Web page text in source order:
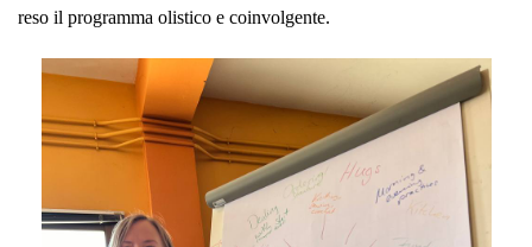
reso il programma olistico e coinvolgente.